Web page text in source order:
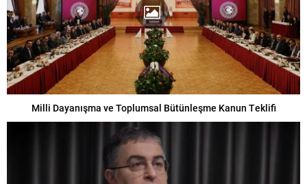
Milli Dayanışma ve Toplumsal Bütünleşme Kanun Teklifi